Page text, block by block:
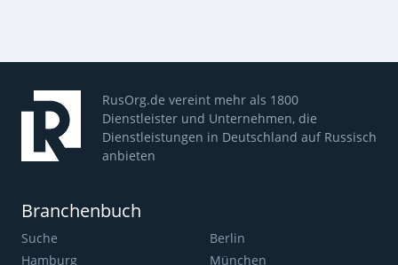
RusOrg.de vereint mehr als 1800
Dienstleister und Unternehmen, die
Dienstleistungen in Deutschland auf Russisch
anbieten
Branchenbuch
Suche
Berlin
Hamburg
München